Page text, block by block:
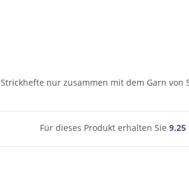
nur zusammen mit dem Garn von
Für dieses Produkt erhalten Sie 9.25